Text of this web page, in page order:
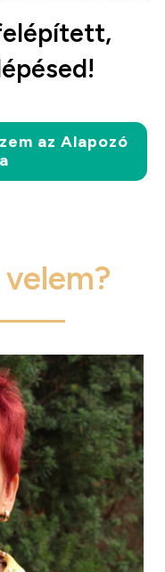
az Alapozó